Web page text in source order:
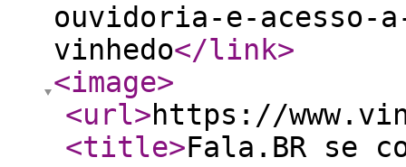
ouvidoria-e-acesso-
vinhedo</link>
<image>
<url>https://
<title>Fala.BR se